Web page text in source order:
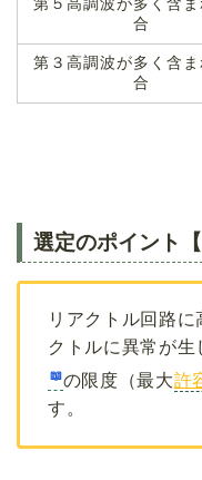
第５高調波が多く含
合
第３高調波が多く含
合
選定のポイント
リアクトル回路
クトルに異常が
の限度（最大許
す。